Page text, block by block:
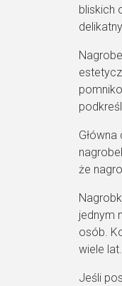
bliskich
że
jednym
osób.
wiele lat.
Jeśli